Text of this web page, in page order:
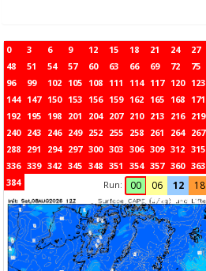
0 3 6 9 12 15 18 21 24 27
48
51 54 57 60 63 66 69 72 75
96
99 102 105 108 111 114 117 120 123
144 147 150 153 156 159 162 165 168 171
192 195 198 201 204 207 210 213 216 219
240 243 246 249 252 255 258 261 264 267
288 291 294 297 300 303 306 309 312 315
336 339 342 345 348 351 354 357 360 363
384
Run: 00 06 12 18